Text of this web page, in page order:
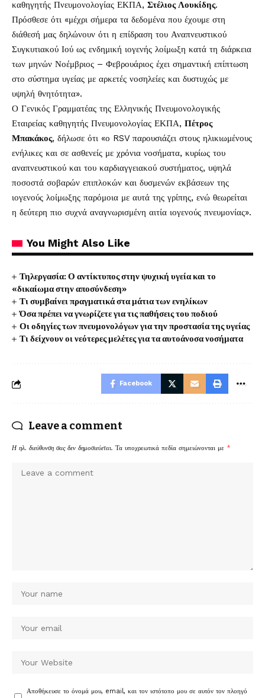
καθηγητής Πνευμονολογίας ΕΚΠΑ, Στέλιος Λουκίδης.
Πρόσθεσε ότι «μέχρι σήμερα τα δεδομένα που έχουμε στη
διάθεσή μας δηλώνουν ότι η επίδραση του Αναπνευστικού
Συγκυτιακού Ιού ως ενδημική ιογενής λοίμωξη κατά τη διάρκεια
των μηνών Νοέμβριος – Φεβρουάριος έχει σημαντική επίπτωση
στο σύστημα υγείας με αρκετές νοσηλείες και δυστυχώς με
υψηλή θνητότητα».
Ο Γενικός Γραμματέας της Ελληνικής Πνευμονολογικής
Εταιρείας καθηγητής Πνευμονολογίας ΕΚΠΑ, Πέτρος
Μπακάκος, δήλωσε ότι «ο RSV παρουσιάζει στους ηλικιωμένους
ενήλικες και σε ασθενείς με χρόνια νοσήματα, κυρίως του
αναπνευστικού και του καρδιαγγειακού συστήματος, υψηλά
ποσοστά σοβαρών επιπλοκών και δυσμενών εκβάσεων της
ιογενούς λοίμωξης παρόμοια με αυτά της γρίπης, ενώ θεωρείται
η δεύτερη πιο συχνά αναγνωρισμένη αιτία ιογενούς πνευμονίας».
You Might Also Like
Τηλεργασία: Ο αντίκτυπος στην ψυχική υγεία και το
«δικαίωμα στην αποσύνδεση»
Τι συμβαίνει πραγματικά στα μάτια των ενηλίκων
Όσα πρέπει να γνωρίζετε για τις παθήσεις του ποδιού
Οι οδηγίες των πνευμονολόγων για την προστασία της υγείας
Τι δείχνουν οι νεότερες μελέτες για τα αυτοάνοσα νοσήματα
Facebook
Leave a comment
Η ηλ. διεύθυνση σας δεν δημοσιεύεται. Τα υποχρεωτικά πεδία σημειώνονται με *
Αποθήκευσε το όνομά μου, email, και τον ιστότοπο μου σε αυτόν τον πλοηγό